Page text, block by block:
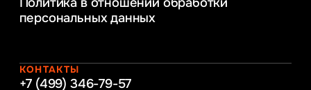
обеспечение бизнес процессов
Управление человеческими ресурсами
Интернет-маркетинг
персональных данных
КОНТАКТЫ
+7 (499) 346-79-57